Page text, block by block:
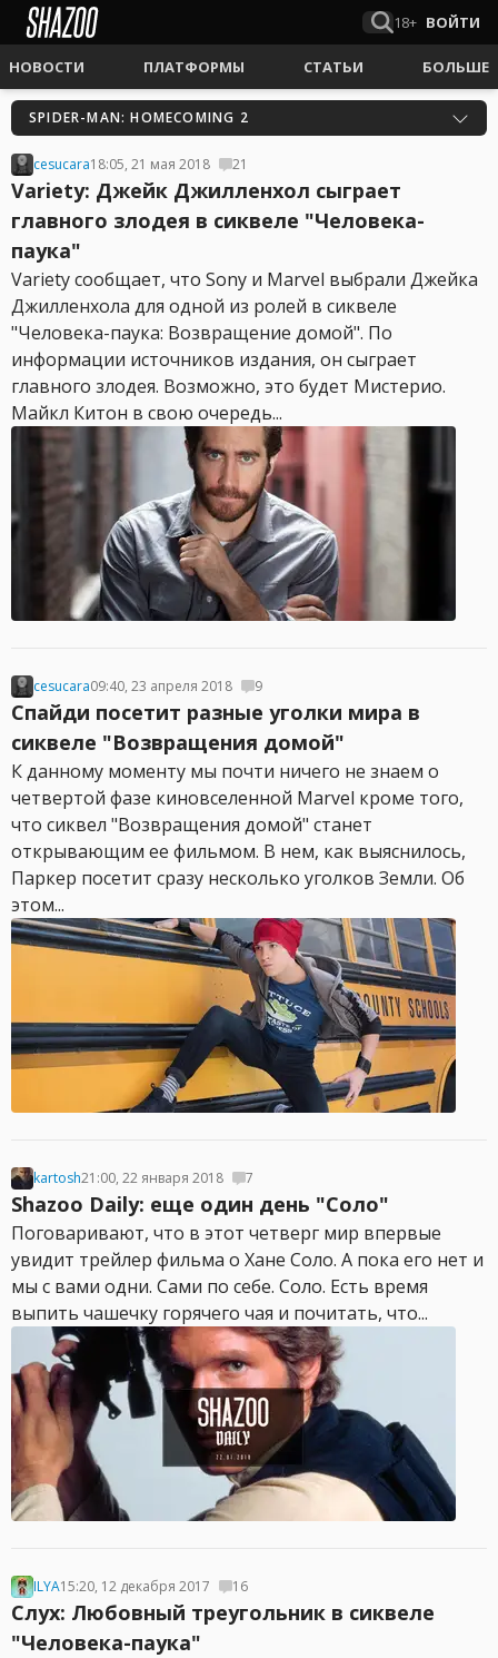
18+ ВОЙТИ
НОВОСТИ ПЛАТФОРМЫ СТАТЬИ БОЛЬШЕ
SPIDER-MAN: HOMECOMING 2
cesucara18:05, 21 мая 2018 21
Variety: Джейк Джилленхол сыграет
главного злодея в сиквеле "Человека-
паука"
Variety сообщает, что Sony и Marvel выбрали Джейка
Джилленхола для одной из ролей в сиквеле
"Человека-паука: Возвращение домой". По
информации источников издания, он сыграет
главного злодея. Возможно, это будет Мистерио.
Майкл Китон в свою очередь...
cesucara09:40, 23 апреля 2018 9
Спайди посетит разные уголки мира в
сиквеле "Возвращения домой"
К данному моменту мы почти ничего не знаем о
четвертой фазе киновселенной Marvel кроме того,
что сиквел "Возвращения домой" станет
открывающим ее фильмом. В нем, как выяснилось,
Паркер посетит сразу несколько уголков Земли. Об
этом...
kartosh21:00, 22 января 2018 7
Shazoo Daily: еще один день "Соло"
Поговаривают, что в этот четверг мир впервые
увидит трейлер фильма о Хане Соло. А пока его нет и
мы с вами одни. Сами по себе. Соло. Есть время
выпить чашечку горячего чая и почитать, что...
ILYA15:20, 12 декабря 2017 16
Слух: Любовный треугольник в сиквеле
"Человека-паука"